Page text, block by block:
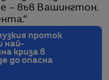
– във Вашингтон.
проток
най-
криза в
до опасна